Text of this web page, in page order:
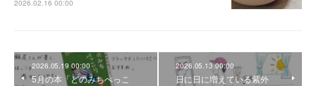
2026.02.16 00:00
2026.05.19 00:00
5月の本「どのみちぺっこ
2026.05.13 00:00
日に日に増えている紫外